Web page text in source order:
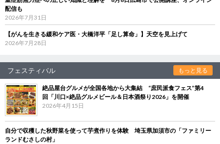
配信も
2026年7月31日
【がんを生きる緩和ケア医・大橋洋平「足し算命」】天空を見上げて
2026年7月28日
フェスティバル もっと見る
絶品屋台グルメが全国各地から大集結 “庶民派食フェス”第4
回「川口×絶品グルメビール＆日本酒祭り2026」を開催
2026年4月15日
自分で収穫した秋野菜を使って芋煮作りを体験 埼玉県加須市の「ファミリー
ランドむさしの村」